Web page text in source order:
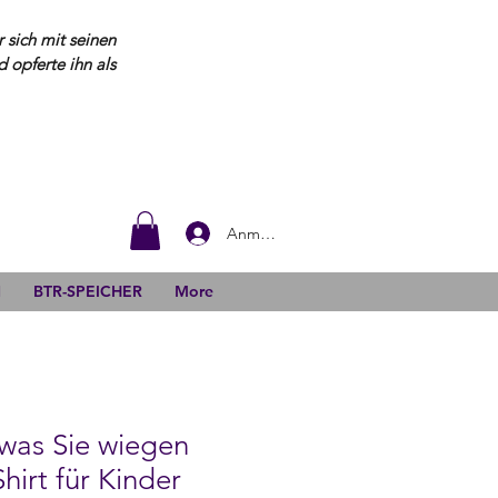
sich mit seinen
opferte ihn als
Anmelden
Sie wiegen
für Kinder
BTR-SPEICHER More